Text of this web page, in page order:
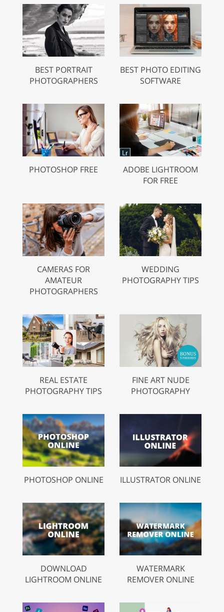
BEST PORTRAIT
PHOTOGRAPHERS
BEST PHOTO EDITING
SOFTWARE
PHOTOSHOP FREE
ADOBE LIGHTROOM
FOR FREE
CAMERAS FOR
AMATEUR
PHOTOGRAPHERS
WEDDING
PHOTOGRAPHY TIPS
REAL ESTATE
PHOTOGRAPHY TIPS
FINE ART NUDE
PHOTOGRAPHY
PHOTOSHOP ONLINE ILLUSTRATOR ONLINE
DOWNLOAD
LIGHTROOM ONLINE
WATERMARK
REMOVER ONLINE